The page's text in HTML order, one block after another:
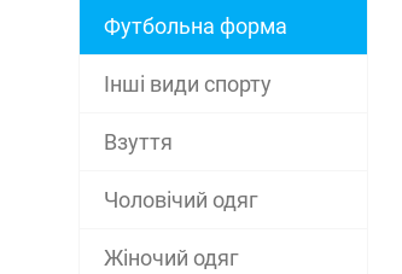
Футбольна форма
Інші види спорту
Взуття
Чоловічий одяг
Жіночий одяг